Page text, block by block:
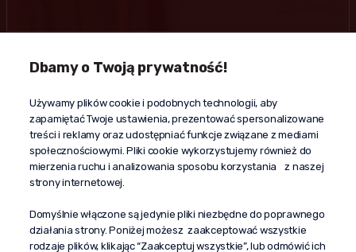
Kontakt
+48 603 610 870
kontakt@propaganda24h.pl
“Propaganda"
al. Komisji Edukacji Narodowej 51/U5
02-797 Warszawa
Pomoc
Dostawa
Dbamy o Twoją prywatność!
Używamy plików cookie i podobnych technologii, aby
zapamiętać Twoje ustawienia, prezentować spersonalizowane
treści i reklamy oraz udostępniać funkcje związane z mediami
społecznościowymi. Pliki cookie wykorzystujemy również do
mierzenia ruchu i analizowania sposobu korzystania z naszej
strony internetowej.
Domyślnie włączone są jedynie pliki niezbędne do poprawnego
działania strony. Poniżej możesz zaakceptować wszystkie
rodzaje plików, klikając “Zaakceptuj wszystkie”, lub odmówić ich